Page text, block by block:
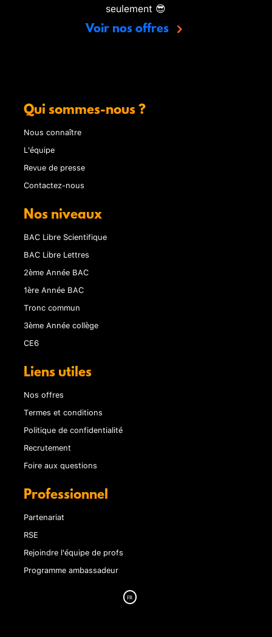
seulement 😎
Voir nos offres
Qui sommes-nous ?
Nous connaître
L'équipe
Revue de presse
Contactez-nous
Nos niveaux
BAC Libre Scientifique
BAC Libre Lettres
2ème Année BAC
1ère Année BAC
Tronc commun
3ème Année collège
CE6
Liens utiles
Nos offres
Termes et conditions
Politique de confidentialité
Recrutement
Foire aux questions
Professionnel
Partenariat
RSE
Rejoindre l'équipe de profs
Programme ambassadeur